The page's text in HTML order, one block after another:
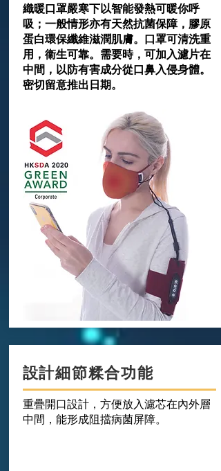
織暖口罩嚴寒下以智能發熱可暖你呼
吸；一般情形亦有天然抗菌保障，膠原
蛋白環保纖維滋潤肌膚。口罩可清洗重
用，衞生可靠。需要時，可加入濾片在
中間，以防有害成分從口鼻入侵身體。
密切留意推出日期。
設計細節糅合功能
重疊開口設計，方便放入濾芯在內外層
中間，能形成阻擋病菌屏障。